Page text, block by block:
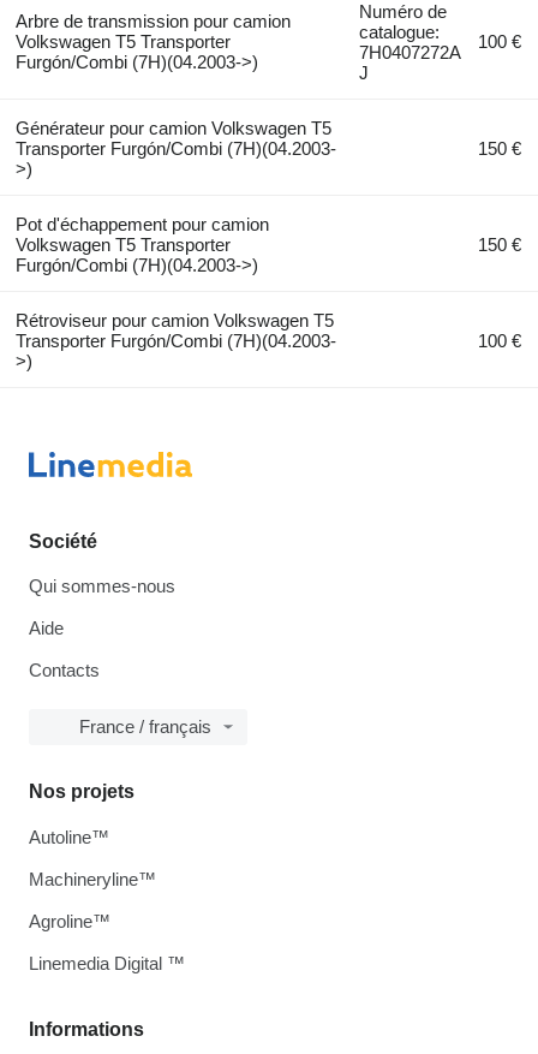
Arbre de transmission pour camion
Volkswagen T5 Transporter
Furgón/Combi (7H)(04.2003->)
Numéro de
catalogue:
7H0407272A
J
100 €
Générateur pour camion Volkswagen T5
Transporter Furgón/Combi (7H)(04.2003-
>)
150 €
Pot d'échappement pour camion
Volkswagen T5 Transporter
Furgón/Combi (7H)(04.2003->)
150 €
Rétroviseur pour camion Volkswagen T5
Transporter Furgón/Combi (7H)(04.2003-
>)
100 €
Société
Qui sommes-nous
Aide
Contacts
France / français
Informations
Nos projets
Autoline™
Machineryline™
Agroline™
Linemedia Digital ™